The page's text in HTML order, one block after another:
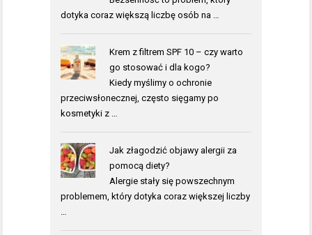
dotyka coraz większą liczbę osób na …
Krem z filtrem SPF 10 – czy warto
go stosować i dla kogo?
Kiedy myślimy o ochronie
przeciwsłonecznej, często sięgamy po
kosmetyki z …
Jak złagodzić objawy alergii za
pomocą diety?
Alergie stały się powszechnym
problemem, który dotyka coraz większej liczby
…